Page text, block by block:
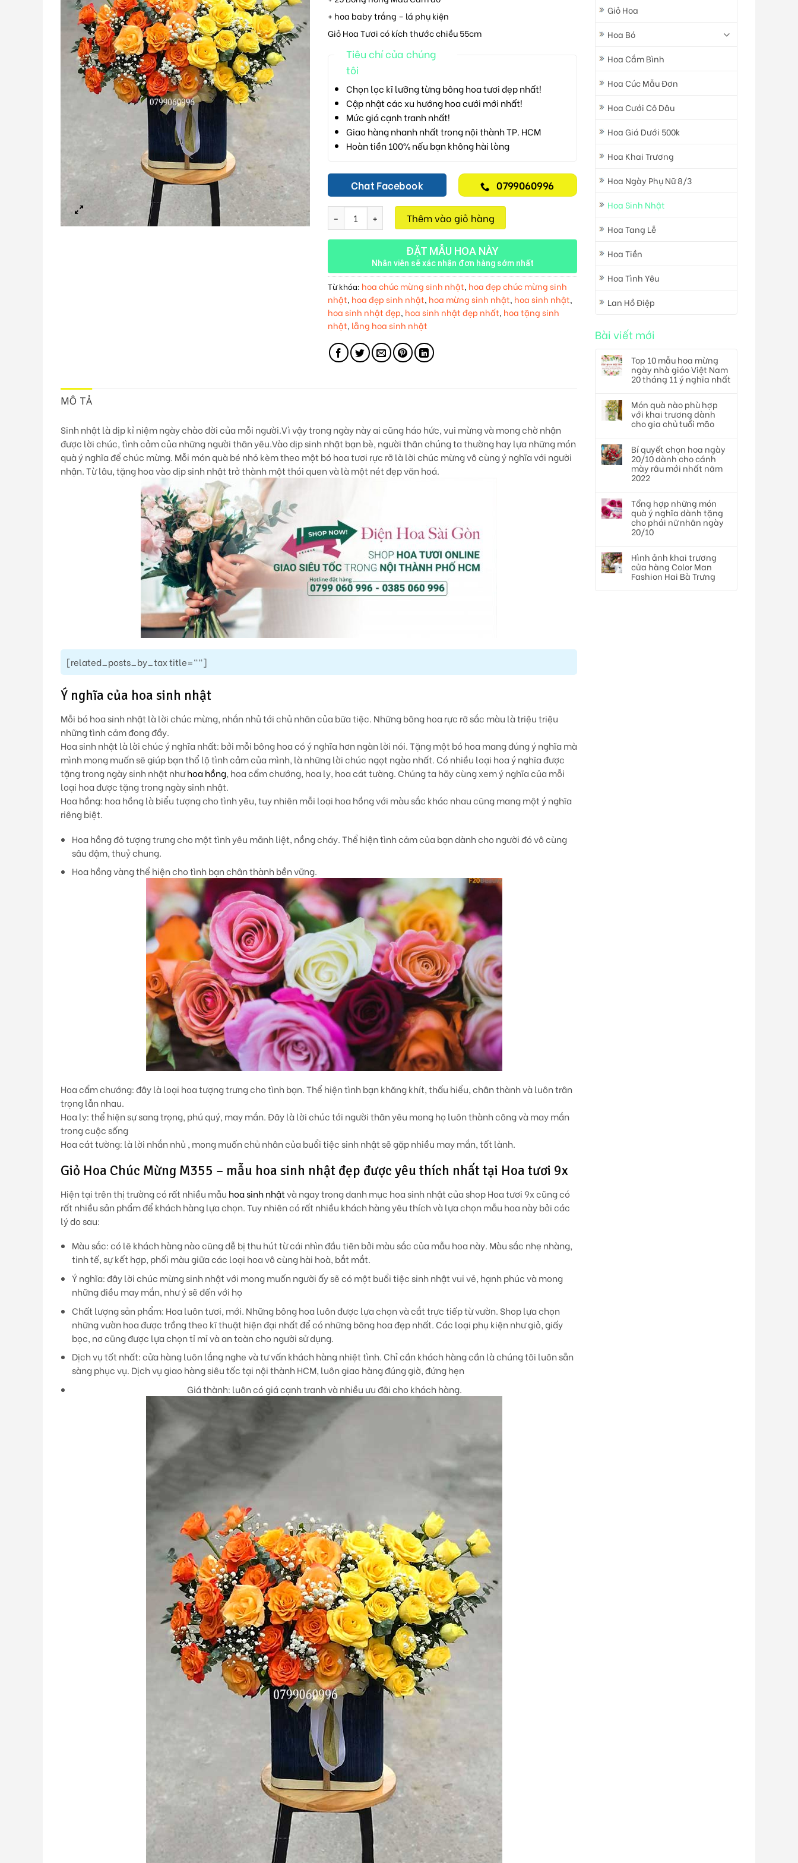
Giỏ Hoa
Hoa Bó
Hoa Cắm Bình
Hoa Cúc Mẫu Đơn
Hoa Cưới Cô Dâu
Hoa Giá Dưới 500k
Hoa Khai Trương
Hoa Ngày Phụ Nữ 8/3
Hoa Sinh Nhật
Hoa Tang Lễ
Hoa Tiền
Hoa Tình Yêu
Lan Hồ Điệp
Bài viết mới
Top 10 mẫu hoa mừng
ngày nhà giáo Việt Nam
20 tháng 11 ý nghĩa nhất
Món quà nào phù hợp
với khai trương dành
cho gia chủ tuổi mão
Bí quyết chọn hoa ngày
20/10 dành cho cánh
mày râu mới nhất năm
2022
Tổng hợp những món
quà ý nghĩa dành tặng
cho phái nữ nhân ngày
20/10
Hình ảnh khai trương
cửa hàng Color Man
Fashion Hai Bà Trưng
+ hoa baby trắng – lá phụ kiện
Giỏ Hoa Tươi có kích thước chiều 55cm
Tiêu chí của chúng
tôi
Chọn lọc kĩ lưỡng từng bông hoa tươi đẹp nhất!
Cập nhật các xu hướng hoa cưới mới nhất!
Mức giá cạnh tranh nhất!
Giao hàng nhanh nhất trong nội thành TP. HCM
Hoàn tiền 100% nếu bạn không hài lòng
Chat Facebook 0799060996
Giỏ Hoa Chúc Mừng M355 số lượng
Thêm vào giỏ hàng
ĐẶT MẪU HOA NÀY
Nhân viên sẽ xác nhận đơn hàng sớm nhất
Từ khóa: hoa chúc mừng sinh nhật, hoa đẹp chúc mừng sinh
nhật, hoa đẹp sinh nhật, hoa mừng sinh nhật, hoa sinh nhật,
hoa sinh nhật đẹp, hoa sinh nhật đẹp nhất, hoa tặng sinh
nhật, lẵng hoa sinh nhật
MÔ TẢ
Sinh nhật là dịp kỉ niệm ngày chào đời của mỗi người.Vì vậy trong ngày này ai cũng háo hức, vui mừng và mong chờ nhận
được lời chúc, tình cảm của những người thân yêu.Vào dịp sinh nhật bạn bè, người thân chúng ta thường hay lựa những món
quà ý nghĩa để chúc mừng. Mỗi món quà bé nhỏ kèm theo một bó hoa tươi rực rỡ là lời chúc mừng vô cùng ý nghĩa với người
nhận. Từ lâu, tặng hoa vào dịp sinh nhật trở thành một thói quen và là một nét đẹp văn hoá.
[related_posts_by_tax title=""]
Ý nghĩa của hoa sinh nhật
Mỗi bó hoa sinh nhật là lời chúc mừng, nhắn nhủ tới chủ nhân của bữa tiệc. Những bông hoa rực rỡ sắc màu là triệu triệu
những tình cảm đong đầy.
Hoa sinh nhật là lời chúc ý nghĩa nhất: bởi mỗi bông hoa có ý nghĩa hơn ngàn lời nói. Tặng một bó hoa mang đúng ý nghĩa mà
mình mong muốn sẽ giúp bạn thổ lộ tình cảm của mình, là những lời chúc ngọt ngào nhất. Có nhiều loại hoa ý nghĩa được
tặng trong ngày sinh nhật nhưhoa hồng, hoa cẩm chướng, hoa ly, hoa cát tường. Chúng ta hãy cùng xem ý nghĩa của mỗi
loại hoa được tặng trong ngày sinh nhật.
Hoa hồng: hoa hồng là biểu tượng cho tình yêu, tuy nhiên mỗi loại hoa hồng với màu sắc khác nhau cũng mang một ý nghĩa
riêng biệt.
Hoa hồng đỏtượng trưng cho một tình yêu mãnh liệt, nồng cháy. Thể hiện tình cảm của bạn dành cho người đó vô cùng
sâu đậm, thuỷ chung.
Hoa hồng vàngthể hiện cho tình bạn chân thành bền vững.
Hoa cẩm chướng: đây là loại hoa tượng trưng cho tình bạn. Thể hiện tình bạn khăng khít, thấu hiểu, chân thành và luôn trân
trọng lẫn nhau.
Hoa ly: thể hiện sự sang trọng, phú quý, may mắn. Đây là lời chúc tới người thân yêu mong họ luôn thành công và may mắn
trong cuộc sống
Hoa cát tường: là lời nhắn nhủ , mong muốn chủ nhân của buổi tiệc sinh nhật sẽ gặp nhiều may mắn, tốt lành.
Giỏ Hoa Chúc Mừng M355 – mẫu hoa sinh nhật đẹp được yêu thích nhất tại Hoa tươi 9x
Hiện tại trên thị trường có rất nhiều mẫu hoa sinh nhậtvà ngay trong danh mục hoa sinh nhật của shop Hoa tươi 9x cũng có
rất nhiều sản phẩm để khách hàng lựa chọn. Tuy nhiên có rất nhiều khách hàng yêu thích và lựa chọn mẫu hoa này bởi các
lý do sau:
Màu sắc:có lẽ khách hàng nào cũng dễ bị thu hút từ cái nhìn đầu tiên bởi màu sắc của mẫu hoa này. Màu sắc nhẹ nhàng,
tinh tế, sự kết hợp, phối màu giữa các loại hoa vô cùng hài hoà, bắt mắt.
Ý nghĩa:đây lời chúc mừng sinh nhật với mong muốn người ấy sẽ có một buổi tiệc sinh nhật vui vẻ, hạnh phúc và mong
những điều may mắn, như ý sẽ đến với họ
Chất lượng sản phẩm: Hoa luôn tươi, mới. Những bông hoa luôn được lựa chọn và cắt trực tiếp từ vườn. Shop lựa chọn
những vườn hoa được trồng theo kĩ thuật hiện đại nhất để có những bông hoa đẹp nhất. Các loại phụ kiện như giỏ, giấy
bọc, nơ cũng được lựa chọn tỉ mỉ và an toàn cho người sử dụng.
Dịch vụ tốt nhất:cửa hàng luôn lắng nghe và tư vấn khách hàng nhiệt tình. Chỉ cần khách hàng cần là chúng tôi luôn sẵn
sàng phục vụ. Dịch vụ giao hàng siêu tốc tại nội thành HCM, luôn giao hàng đúng giờ, đứng hẹn
Giá thành: luôn có giá cạnh tranh và nhiều ưu đãi cho khách hàng.